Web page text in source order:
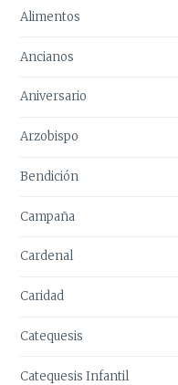
Alimentos
Ancianos
Aniversario
Arzobispo
Bendición
Campaña
Cardenal
Caridad
Catequesis
Catequesis Infantil